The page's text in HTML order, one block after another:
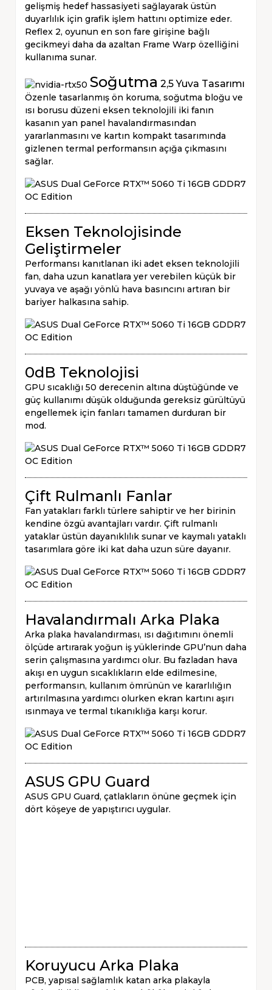
gelişmiş hedef hassasiyeti sağlayarak üstün
duyarlılık için grafik işlem hattını optimize eder.
Reflex 2, oyunun en son fare girişine bağlı
gecikmeyi daha da azaltan Frame Warp özelliğini
kullanıma sunar.
Soğutma 2,5 Yuva Tasarımı
Özenle tasarlanmış ön koruma, soğutma bloğu ve
ısı borusu düzeni eksen teknolojili iki fanın
kasanın yan panel havalandırmasından
yararlanmasını ve kartın kompakt tasarımında
gizlenen termal performansın açığa çıkmasını
sağlar.
Eksen Teknolojisinde
Geliştirmeler
Performansı kanıtlanan iki adet eksen teknolojili
fan, daha uzun kanatlara yer verebilen küçük bir
yuvaya ve aşağı yönlü hava basıncını artıran bir
bariyer halkasına sahip.
0dB Teknolojisi
GPU sıcaklığı 50 derecenin altına düştüğünde ve
güç kullanımı düşük olduğunda gereksiz gürültüyü
engellemek için fanları tamamen durduran bir
mod.
Çift Rulmanlı Fanlar
Fan yatakları farklı türlere sahiptir ve her birinin
kendine özgü avantajları vardır. Çift rulmanlı
yataklar üstün dayanıklılık sunar ve kaymalı yataklı
tasarımlara göre iki kat daha uzun süre dayanır.
Havalandırmalı Arka Plaka
Arka plaka havalandırması, ısı dağıtımını önemli
ölçüde artırarak yoğun iş yüklerinde GPU’nun daha
serin çalışmasına yardımcı olur. Bu fazladan hava
akışı en uygun sıcaklıkların elde edilmesine,
performansın, kullanım ömrünün ve kararlılığın
artırılmasına yardımcı olurken ekran kartını aşırı
ısınmaya ve termal tıkanıklığa karşı korur.
ASUS GPU Guard
ASUS GPU Guard, çatlakların önüne geçmek için
dört köşeye de yapıştırıcı uygular.
Koruyucu Arka Plaka
PCB, yapısal sağlamlık katan arka plakayla